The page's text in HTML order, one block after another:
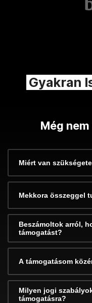
Gyakran
Még
Miért van
Mekkora összeggel
Beszámoltok arról,
támogatást?
A támogatásom
Milyen jogi
támogatásra?